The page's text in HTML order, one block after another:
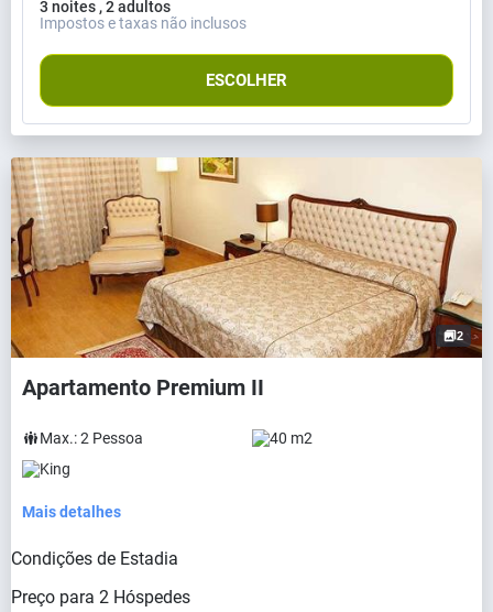
3 noites , 2 adultos
Impostos e taxas não inclusos
ESCOLHER
2
Apartamento Premium II
Max.:2 Pessoa
40 m2
King
Mais detalhes
Condições de Estadia
Preço para 2 Hóspedes